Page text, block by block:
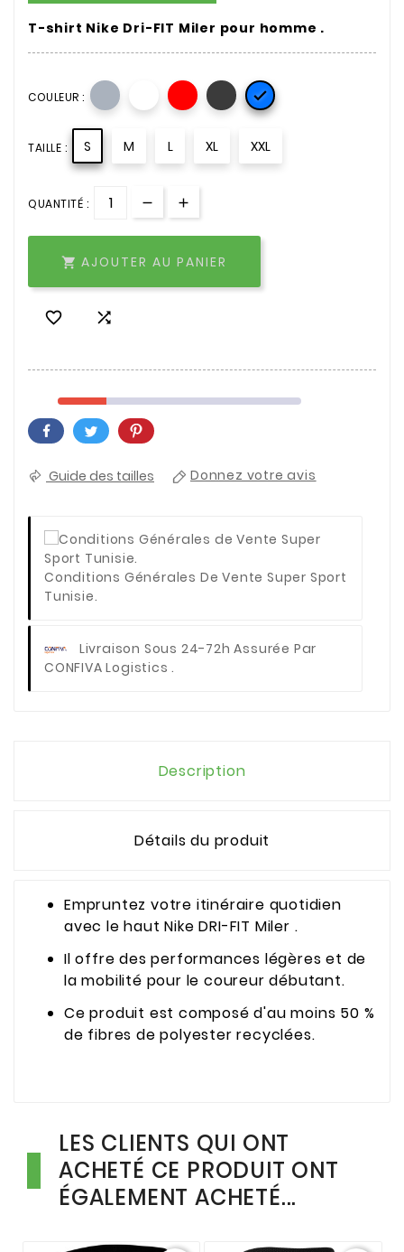
T-shirt Nike Dri-FIT Miler pour homme .
COULEUR : 
TAILLE : S M L XL XXL
QUANTITÉ :
 AJOUTER AU PANIER
 
Guide des tailles Donnez votre avis
Conditions Générales De Vente Super Sport
Tunisie.
Livraison Sous 24-72h Assurée Par
CONFIVA Logistics .
Description
Détails du produit
Empruntez votre itinéraire quotidien
avec le haut Nike DRI-FIT Miler .
Il offre des performances légères et de
la mobilité pour le coureur débutant.
Ce produit est composé d'au moins 50 %
de fibres de polyester recyclées.
LES CLIENTS QUI ONT
ACHETÉ CE PRODUIT ONT
ÉGALEMENT ACHETÉ...